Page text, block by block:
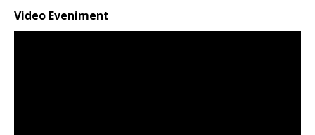
Video Eveniment